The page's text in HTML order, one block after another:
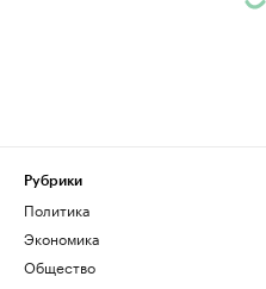
Рубрики
Политика
Экономика
Общество